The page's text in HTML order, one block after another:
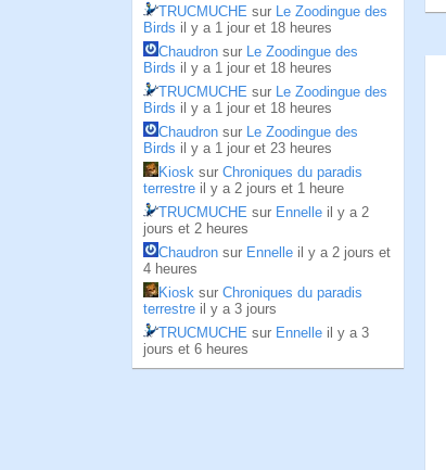
TRUCMUCHE sur Le Zoodingue des
Birds il y a 1 jour et 18 heures
Chaudron sur Le Zoodingue des
Birds il y a 1 jour et 18 heures
TRUCMUCHE sur Le Zoodingue des
Birds il y a 1 jour et 18 heures
Chaudron sur Le Zoodingue des
Birds il y a 1 jour et 23 heures
Kiosk sur Chroniques du paradis
terrestre il y a 2 jours et 1 heure
TRUCMUCHE sur Ennelle il y a 2
jours et 2 heures
Chaudron sur Ennelle il y a 2 jours et
4 heures
Kiosk sur Chroniques du paradis
terrestre il y a 3 jours
TRUCMUCHE sur Ennelle il y a 3
jours et 6 heures